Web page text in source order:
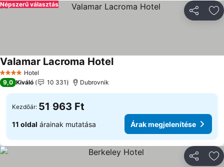
Népszerű választás
4 KategóriaHotel
Valamar Lacroma HotelÁrak megjelenítése
9,0 Kiváló 10 331 Dubrovnik
Kezdőár: 51 963 Ft
11 oldal árainak mutatása Árak megjelenítése